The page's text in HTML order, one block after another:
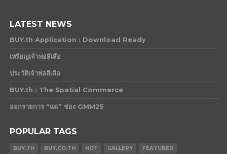
LATEST NEWS
BUY.th Application : Download Ready
เหรียญเจ้าพ่อสีเสือ
ประวัติเจ้าพ่อสีเสือ
BUY.th : The Spatial Commerce
ออกรายการ “แฉ” ช่อง GMM25
POPULAR TAGS
BUY.TH BUY.CO.TH HOT GALLERY FEATURED